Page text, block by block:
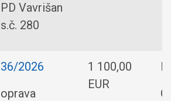
PD Vavrišan
s.č. 280
36/2026
oprava
1 100,00
EUR